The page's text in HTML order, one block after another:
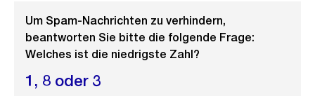
Um Spam-Nachrichten zu verhindern,
beantworten Sie bitte die folgende Frage:
Welches ist die niedrigste Zahl?
1, 8 oder 3